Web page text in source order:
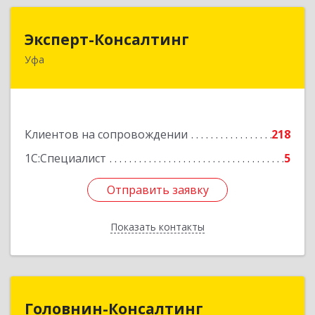
Эксперт-Консалтинг
Уфа
Клиентов на сопровождении
218
1С:Специалист
5
Отправить заявку
Показать контакты
450059, Башкортостан Респ, Уфимский р-н, Уфа
Отправить заявку
Назад
Головнин-Консалтинг